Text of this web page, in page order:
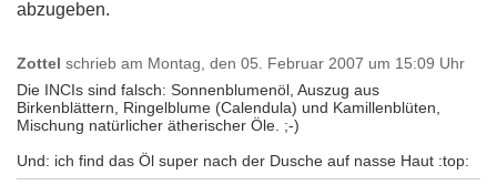
abzugeben.
Zottel schrieb am Montag, den 05. Februar 2007 um 15:09 Uhr
Die INCIs sind falsch: Sonnenblumenöl, Auszug aus
Birkenblättern, Ringelblume (Calendula) und Kamillenblüten,
Mischung natürlicher ätherischer Öle. ;-)
Und: ich find das Öl super nach der Dusche auf nasse Haut :top: